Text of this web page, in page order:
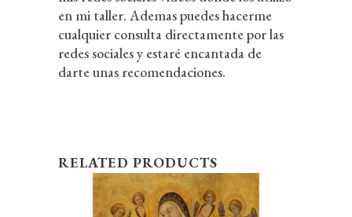
en mi taller. Ademas puedes hacerme
cualquier consulta directamente por las
redes sociales y estaré encantada de
darte unas recomendaciones.
RELATED PRODUCTS